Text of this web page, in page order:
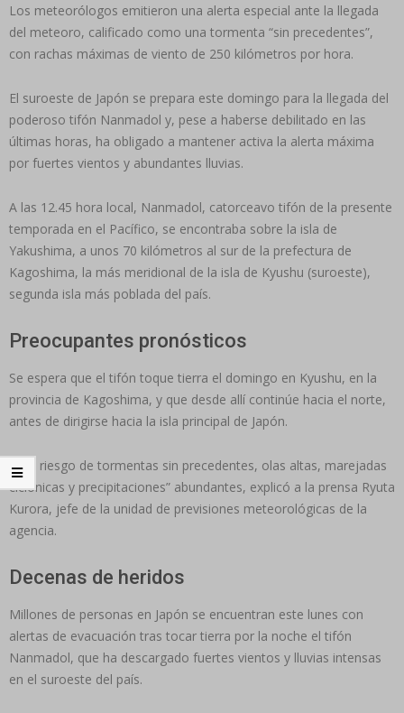
Los meteorólogos emitieron una alerta especial ante la llegada
del meteoro, calificado como una tormenta “sin precedentes”,
con rachas máximas de viento de 250 kilómetros por hora.
El suroeste de Japón se prepara este domingo para la llegada del
poderoso tifón Nanmadol y, pese a haberse debilitado en las
últimas horas, ha obligado a mantener activa la alerta máxima
por fuertes vientos y abundantes lluvias.
A las 12.45 hora local, Nanmadol, catorceavo tifón de la presente
temporada en el Pacífico, se encontraba sobre la isla de
Yakushima, a unos 70 kilómetros al sur de la prefectura de
Kagoshima, la más meridional de la isla de Kyushu (suroeste),
segunda isla más poblada del país.
Preocupantes pronósticos
Se espera que el tifón toque tierra el domingo en Kyushu, en la
provincia de Kagoshima, y que desde allí continúe hacia el norte,
antes de dirigirse hacia la isla principal de Japón.
“Hay riesgo de tormentas sin precedentes, olas altas, marejadas
ciclónicas y precipitaciones” abundantes, explicó a la prensa Ryuta
Kurora, jefe de la unidad de previsiones meteorológicas de la
agencia.
Decenas de heridos
Millones de personas en Japón se encuentran este lunes con
alertas de evacuación tras tocar tierra por la noche el tifón
Nanmadol, que ha descargado fuertes vientos y lluvias intensas
en el suroeste del país.